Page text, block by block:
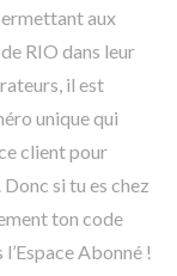
aux
RIO dans leur
il est
unique qui
client pour
si tu es chez
ton code
Abonné !